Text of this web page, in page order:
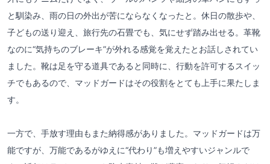
と馴染み、雨の日の外出が苦にならなくなったと。休日の散歩や、
子どもの送り迎え、旅行先の石畳でも、気にせず踏み出せる。革靴
なのに“気持ちのブレーキ”が外れる感覚を覚えたとお話しされてい
ました。靴は足を守る道具であると同時に、行動を許可するスイッ
チでもあるので、マッドガードはその役割をとても上手に果たしま
す。
一方で、手放す理由もまた納得感がありました。マッドガードは万
能ですが、万能であるがゆえに“代わり”も増えやすいジャンルで